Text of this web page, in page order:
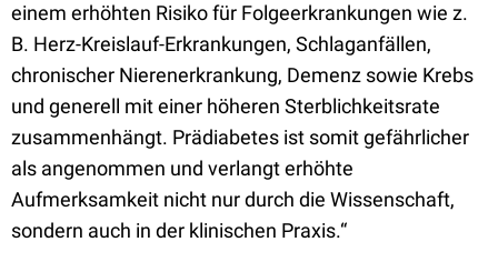
einem erhöhten Risiko für Folgeerkrankungen wie z.
B. Herz-Kreislauf-Erkrankungen, Schlaganfällen,
chronischer Nierenerkrankung, Demenz sowie Krebs
und generell mit einer höheren Sterblichkeitsrate
zusammenhängt. Prädiabetes ist somit gefährlicher
als angenommen und verlangt erhöhte
Aufmerksamkeit nicht nur durch die Wissenschaft,
sondern auch in der klinischen Praxis.“